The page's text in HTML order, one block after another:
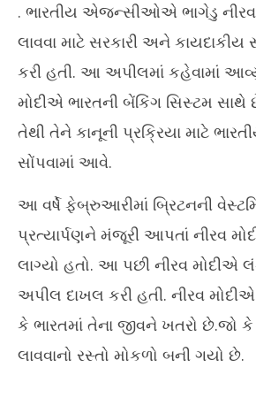
. ભારતીય એજન્સીઓએ ભાગેડુ નીરવ
લાવવા માટે સરકારી અને
કરી હતી. આ અપીલમાં કહેવામાં
મોદીએ ભારતની બેંકિંગ સિસ્ટમ સાથે
તેથી તેને કાનૂની પ્રક્રિયા માટે
સોંપવામાં આવે.
આ વર્ષે ફેબ્રુઆરીમાં બ્રિટનની
પ્રત્યાર્પણને મંજૂરી આપતાં નીરવ
લાગ્યો હતો. આ પછી નીરવ મોદીએ
અપીલ દાખલ કરી હતી. નીરવ મોદીએ
કે ભારતમાં તેના જીવને ખતરો છે.જો
લાવવાનો રસ્તો મોકળો બની ગયો છે.